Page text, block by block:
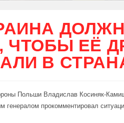
ЧТОБЫ ЕЁ
В
Польши Владислав Косиняк-
генералом прокомментировал